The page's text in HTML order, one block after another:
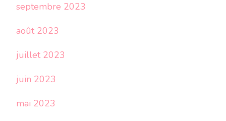
septembre 2023
août 2023
juillet 2023
juin 2023
mai 2023